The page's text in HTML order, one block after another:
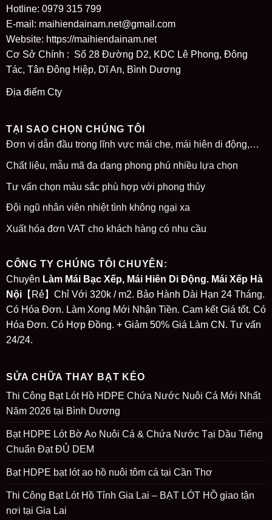
Hotline: 0979 315 799
E-mail: maihiendainam.net@gmail.com
Website: https://maihiendainam.net
Cơ Sở Chính : Số 28 Đường D2, KDC Lê Phong, Đông
Tác, Tân Đông Hiệp, Dĩ An, Bình Dương
Địa điểm Cty
TẠI SAO CHỌN CHÚNG TÔI
Đơn vị dẫn đầu trong lĩnh vực mái che, mái hiên di động,…
Chất liệu, mẫu mã đa dạng phong phú nhiều lựa chọn
Tư vấn chọn màu sắc phù hợp với phong thủy
Đội ngũ nhân viên nhiệt tình không ngại xa
Xuất hóa đơn VAT cho khách hàng có nhu cầu
CÔNG TY CHÚNG TÔI CHUYÊN:
Chuyên Làm Mái Bạc Xếp, Mái Hiên Di Động. Mái Xếp Hà
Nội【Rẻ】Chỉ Với 320k / m2. Bảo Hành Dài Hạn 24 Tháng.
Có Hóa Đơn. Làm Xong Mới Nhận Tiền. Cam kết Giá tốt. Có
Hóa Đơn. Có Hợp Đồng. + Giảm 50% Giá Làm CN. Tư vấn
24/24.
SỬA CHỮA THAY BẠT KÉO
Thi Công Bạt Lót Hồ HDPE Chứa Nước Nuôi Cá Mới Nhất
Năm 2026 tại Bình Dương
Bạt HDPE Lót Bờ Ao Nuôi Cá & Chứa Nước Tại Dầu Tiếng
Chuẩn Đạt ĐỦ DEM
Bạt HDPE bạt lót ao hồ nuôi tôm cá tại Cần Thơ
Thi Công Bạt Lót Hồ Tỉnh Gia Lai – BẠT LÓT HỒ giao tận
nơi tại Gia Lai